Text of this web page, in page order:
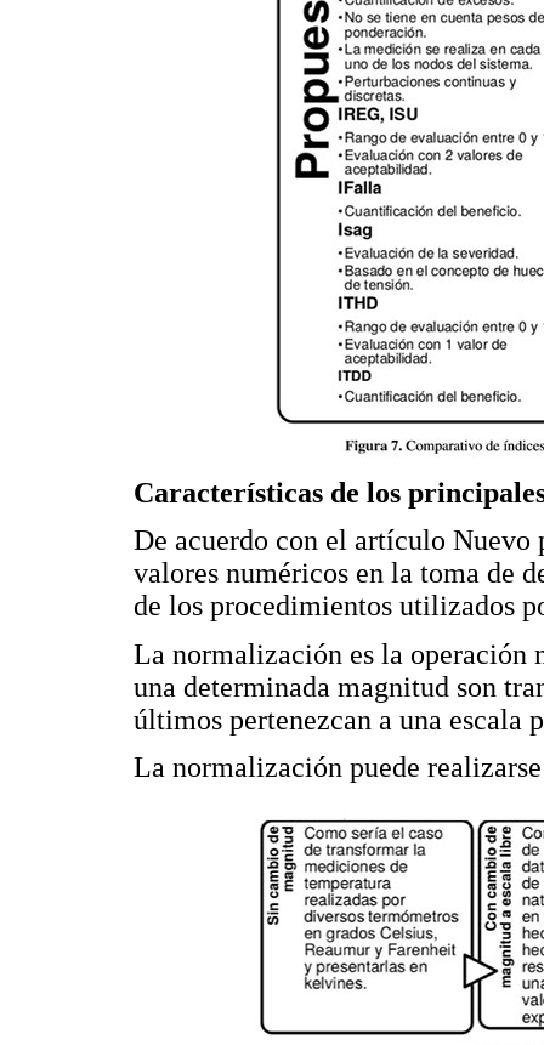
Características de los
De acuerdo con el artículo
valores numéricos en la toma de
de los procedimientos utilizados
La normalización es la operación
una determinada magnitud son
últimos pertenezcan a una escala
La normalización puede